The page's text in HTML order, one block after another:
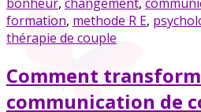
formation, methode R E,
thérapie de couple
Comment
communication de